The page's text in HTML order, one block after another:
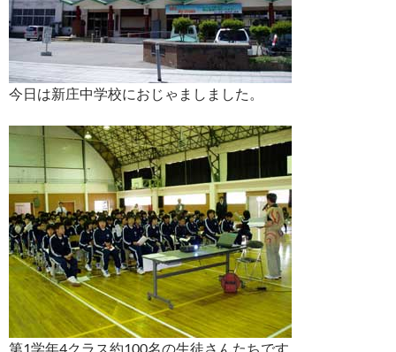
今日は新庄中学校におじゃましました。
第1学年4クラス約100名の生徒さんたちです。